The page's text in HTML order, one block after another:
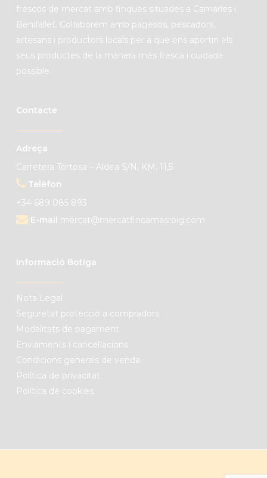
frescos de mercat amb finques situades a Camarles i
Benifallet. Col·laborem amb pagesos, pescadors,
artesans i productors locals per a que ens aportin els
seus productes de la manera més fresca i cuidada
possible.
Contacte
Adreça
Carretera Tortosa – Aldea S/N, KM. 11,5
Telèfon
+34 689 085 893
E-mail mercat@mercatfincamasroig.com
Informació Botiga
Nota Legal
Seguretat protecció a compradors
Modalitats de pagament
Enviaments i cancel·lacions
Condicions generals de venda
Política de privacitat
Política de cookies